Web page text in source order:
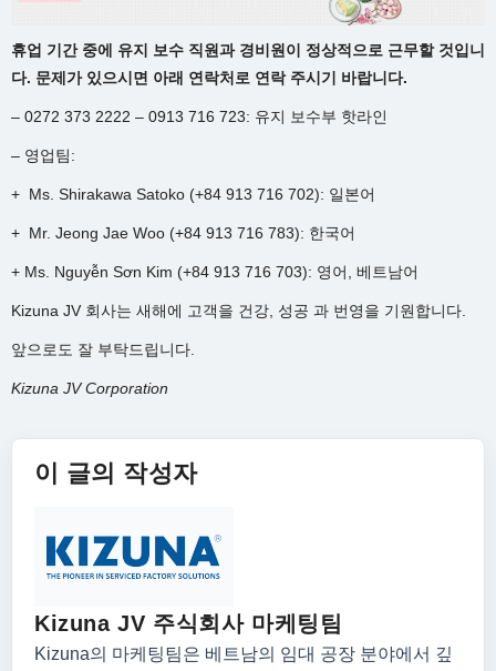
휴업 기간 중에 유지 보수 직원과 경비원이 정상적으로 근무할 것입니
다. 문제가 있으시면 아래 연락처로 연락 주시기 바랍니다.
– 0272 373 2222 – 0913 716 723: 유지 보수부 핫라인
– 영업팀:
+ Ms. Shirakawa Satoko (+84 913 716 702): 일본어
+ Mr. Jeong Jae Woo (+84 913 716 783): 한국어
+ Ms. Nguyễn Sơn Kim (+84 913 716 703): 영어, 베트남어
Kizuna JV 회사는 새해에 고객을 건강, 성공 과 번영을 기원합니다.
앞으로도 잘 부탁드립니다.
Kizuna JV Corporation
이 글의 작성자
Kizuna JV 주식회사 마케팅팀
Kizuna의 마케팅팀은 베트남의 임대 공장 분야에서 깊